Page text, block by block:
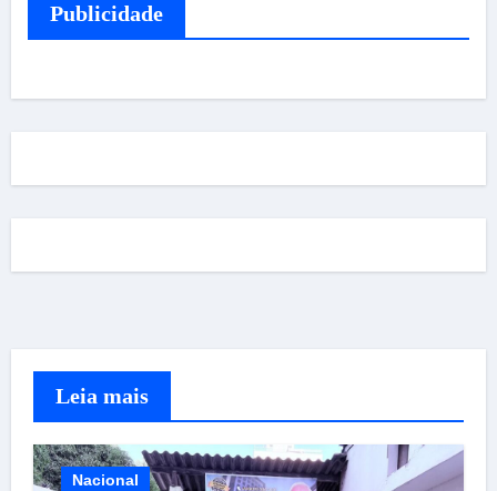
Publicidade
Leia mais
Nacional